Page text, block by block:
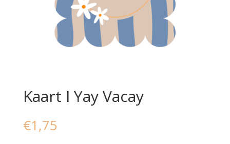
Kaart I Yay Vacay
€1,75